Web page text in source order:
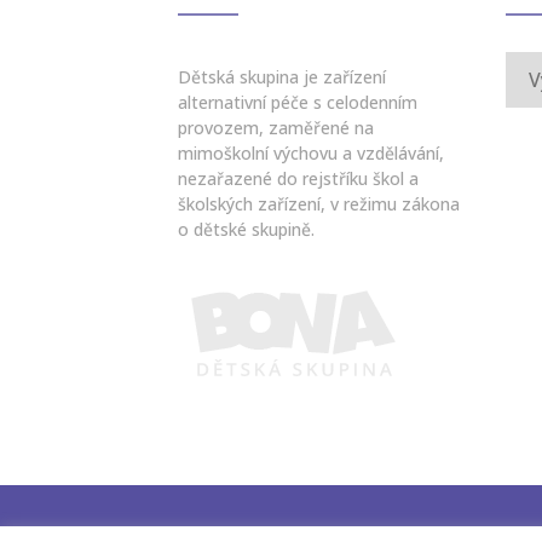
Dětská skupina je zařízení
alternativní péče s celodenním
provozem, zaměřené na
mimoškolní výchovu a vzdělávání,
nezařazené do rejstříku škol a
školských zařízení, v režimu zákona
o dětské skupině.